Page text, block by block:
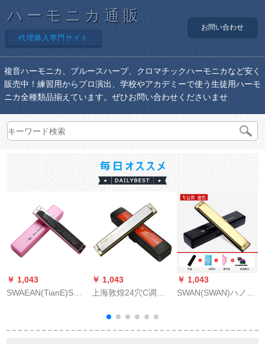
ハーモニカ通販
代理購入専門サイト
お問い合わせ
複音ハーモニカ、ブルースハープ、クロマチックハーモニカなど安く
販売中！練習用からプロ演出、学校やアカデミーで使う生徒用ハーモ
ニカ全種類品揃えています。ぜひお問い合わせくださいませ
￥ 1,043
SWAEAN(TianE)SWAN
プロ成人児童初学，
￥ 1,043
上海敦煌24穴C调复
エコハーネカ成人高
级初学児独学ハネモ
￥ 1,043
SWAN(SWAN)ハノイ
モニ演奏ハ-モニ金色